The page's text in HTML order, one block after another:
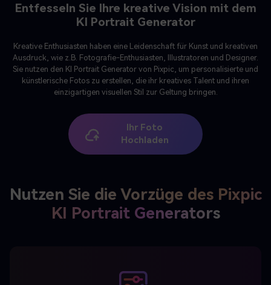
Gestalten Sie Ihr persönliches Bild mit dem
KI Portrait Generator
Persönliche Bildgestalter suchen eine entspannte und angenehme
Erfahrung bei der Erstellung von Fotos mit dem Pixpic KI Portrait
Generator, um ihren Wunsch nach Unterhaltung und Kreativität zu
befriedigen.
Ihr Foto
Hochladen
Nutzen Sie die Vorzüge des Pixpic
KI Portrait Generators